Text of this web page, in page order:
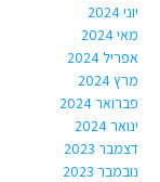
יוני 2024
מאי 2024
אפריל 2024
מרץ 2024
פברואר 2024
ינואר 2024
דצמבר 2023
נובמבר 2023